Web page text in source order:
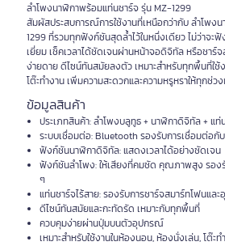
ลำโพงนาฬิกาพร้อมแท่นชาร์จ รุ่น MZ-1299
สัมผัสประสบการณ์การใช้งานที่เหนือกว่ากับ ลำโพง
1299 ที่รวมทุกฟังก์ชันสุดล้ำไว้ในหนึ่งเดียว ไม่ว่าจ
เยี่ยม เช็คเวลาได้ชัดเจนผ่านหน้าจอดิจิทัล หรือชาร์
ง่ายดาย ดีไซน์ทันสมัยลงตัว เหมาะสำหรับทุกพื้นที่ใ
โต๊ะทำงาน เพิ่มความสะดวกและความหรูหราให้ทุกช่
ข้อมูลสินค้า
ประเภทสินค้า: ลำโพงบลูทูธ + นาฬิกาดิจิทัล + แท่
ระบบเชื่อมต่อ: Bluetooth รองรับการเชื่อมต่อ
ฟังก์ชันนาฬิกาดิจิทัล: แสดงเวลาได้อย่างชัดเจน
ฟังก์ชันลำโพง: ให้เสียงที่คมชัด คุณภาพสูง รอง
ๆ
แท่นชาร์จไร้สาย: รองรับการชาร์จสมาร์ทโฟนแล
ดีไซน์ทันสมัยและกะทัดรัด เหมาะกับทุกพื้นที่
ควบคุมง่ายผ่านปุ่มบนตัวอุปกรณ์
เหมาะสำหรับใช้งานในห้องนอน, ห้องนั่งเล่น, โต๊ะท